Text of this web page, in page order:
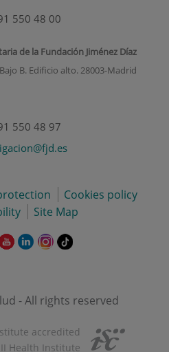
550 48 00
de la Fundación Jiménez Díaz
B. Edificio alto. 28003-Madrid
550 48 97
Cookies policy
Site Map
pop-
This
in
pop-
This
in
up
This
in
pop-
Link
- All rights reserved
accredited
Health Institute